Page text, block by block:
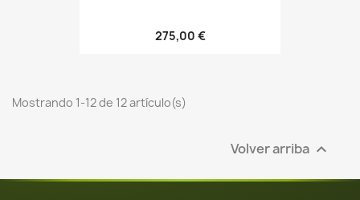
275,00 €
Mostrando 1-12 de 12 artículo(s)
Volver arriba 